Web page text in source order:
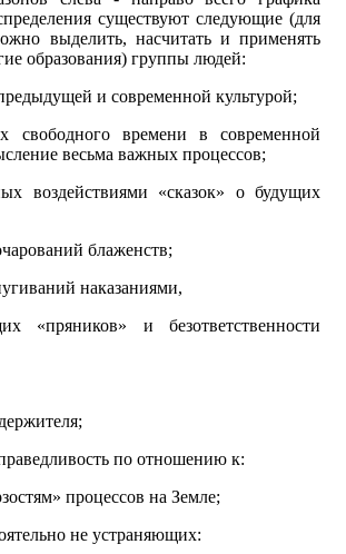
существуют следующие (для
выделить, насчитать и применять
образования) группы людей:
и современной культурой;
времени в современной
весьма важных процессов;
воздействиями «сказок» о будущих
блаженств;
наказаниями,
«пряников» и безответственности
по отношению к:
процессов на Земле;
не устраняющих: